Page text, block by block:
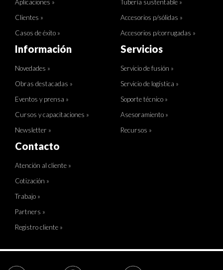
Aplicaciones »
Clientes »
Casos de éxito »
Tubería sustentable »
Accesorios p/sólidas »
Accesorios p/corrugadas »
Información
Novedades »
Obras destacadas »
Eventos y prensa »
Cursos y capacitaciones »
Newsletter »
Servicios
Servicio de fusión »
Servicio de logística »
Soporte técnico »
Asesoramiento »
Recursos »
Contacto
Atención al cliente »
Cotización »
Trabajo »
Partners »
Registro cliente »